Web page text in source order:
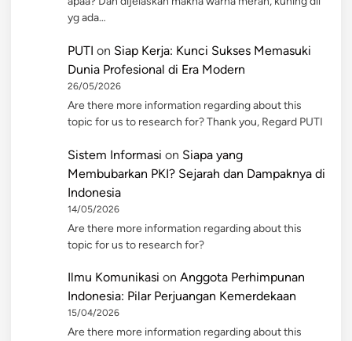
yg ada…
PUTI on Siap Kerja: Kunci Sukses Memasuki
Dunia Profesional di Era Modern
26/05/2026
Are there more information regarding about this
topic for us to research for? Thank you, Regard PUTI
Sistem Informasi on Siapa yang
Membubarkan PKI? Sejarah dan Dampaknya di
Indonesia
14/05/2026
Are there more information regarding about this
topic for us to research for?
Ilmu Komunikasi on Anggota Perhimpunan
Indonesia: Pilar Perjuangan Kemerdekaan
15/04/2026
Are there more information regarding about this